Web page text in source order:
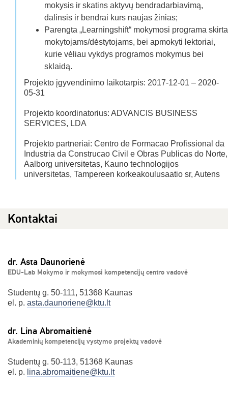
mokysis ir skatins aktyvų bendradarbiavimą,
dalinsis ir bendrai kurs naujas žinias;
Parengta „Learningshift“ mokymosi programa skirta
mokytojams/dėstytojams, bei apmokyti lektoriai,
kurie vėliau vykdys programos mokymus bei
sklaidą.
Projekto įgyvendinimo laikotarpis: 2017-12-01 – 2020-
05-31
Projekto koordinatorius: ADVANCIS BUSINESS
SERVICES, LDA
Projekto partneriai: Centro de Formacao Profissional da
Industria da Construcao Civil e Obras Publicas do Norte,
Aalborg universitetas, Kauno technologijos
universitetas, Tampereen korkeakoulusaatio sr, Autens
Kontaktai
dr. Asta Daunorienė
EDU-Lab Mokymo ir mokymosi kompetencijų centro vadovė
Studentų g. 50-111, 51368 Kaunas
el. p. asta.daunoriene@ktu.lt
dr. Lina Abromaitienė
Akademinių kompetencijų vystymo projektų vadovė
Studentų g. 50-113, 51368 Kaunas
el. p. lina.abromaitiene@ktu.lt